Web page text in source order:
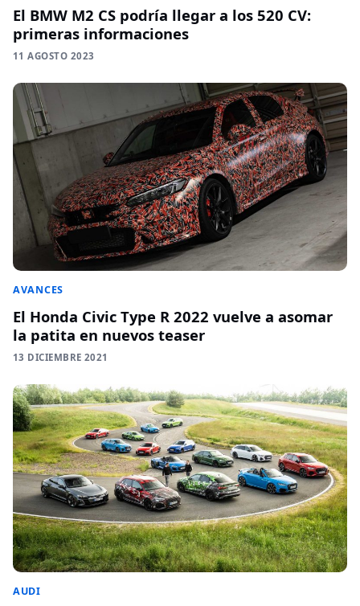
El BMW M2 CS podría llegar a los 520 CV:
primeras informaciones
11 AGOSTO 2023
AVANCES
El Honda Civic Type R 2022 vuelve a asomar
la patita en nuevos teaser
13 DICIEMBRE 2021
AUDI